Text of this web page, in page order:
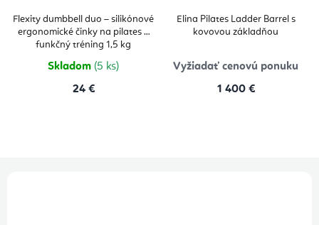
Flexity dumbbell duo – silikónové
ergonomické činky na pilates a
funkčný tréning 1,5 kg
Skladom (5 ks)
24 €
Elina Pilates Ladder Barrel s
kovovou základňou
Vyžiadať cenovú ponuku
1 400 €